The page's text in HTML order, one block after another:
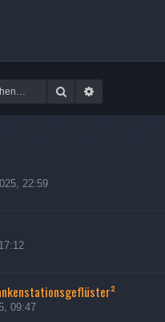
Suche
22:59
09:47